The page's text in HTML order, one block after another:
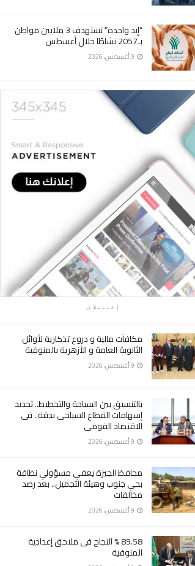
“إيد واحدة” تستهدف 3 ملايين مواطن
بـ2057 نشاطًا خلال أغسطس
إعـــلان
مكافآت مالية و دروع تذكارية لأوائل
الثانوية العامة و الأزهرية بالمنوفية
بالتنسيق بين السياحة والتخطيط.. تحديد
إسهامات القطاع السياحى بدقة.. فى
الاقتصاد القومى
محافظ الجيزة يعفي مسؤولي نظافة
بحي جنوب وهيئة التجميل.. بعد رصد
مخالفات
89.58 % النجاح فى ملاحق إعدادية
المنوفية